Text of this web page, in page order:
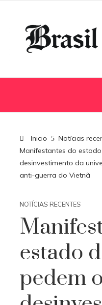
Inicio
Notícias
Manifestantes do
desinvestimento da
anti-guerra do Vietnã
NOTÍCIAS RECENTES
estado
pedem o